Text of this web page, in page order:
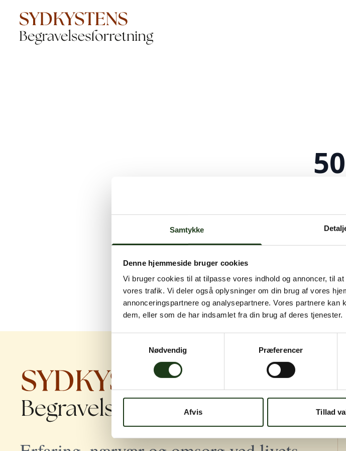
Samtykke
Denne hjemmeside bruger cookies
Vi bruger cookies til at tilpasse vores indhold og annoncer, til
vores trafik. Vi deler også oplysninger om din brug af vores
annonceringspartnere og analysepartnere. Vores partnere
dem, eller som de har indsamlet fra din brug af deres tjenester.
Nødvendig
Præferencer
Afvis Tillad
Der opstod en intern serverfejl. Vi
igen
Kontakt os på